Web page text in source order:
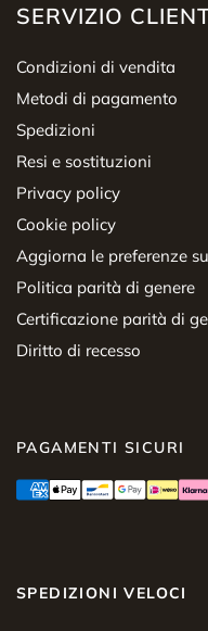
SERVIZIO
Condizioni di vendita
Metodi di pagamento
Spedizioni
Resi e sostituzioni
Privacy policy
Cookie policy
Aggiorna le preferenze
Politica parità di genere
Certificazione parità di
Diritto di recesso
PAGAMENTI SICURI
SPEDIZIONI VELOCI